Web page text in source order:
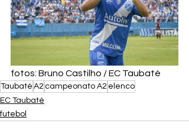
fotos: Bruno Castilho / EC Taubaté
Taubaté A2 campeonato A2 elenco
EC Taubaté
futebol